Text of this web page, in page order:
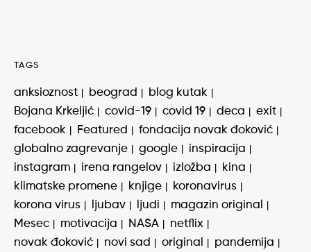
TAGS
anksioznost beograd
blog kutak
Bojana Krkeljić
covid-19 covid 19 deca
exit
facebook
Featured
fondacija novak đoković
globalno zagrevanje
google
inspiracija
instagram
irena rangelov izložba
kina
klimatske promene
knjige
koronavirus
korona virus
ljubav ljudi
magazin original
Mesec
motivacija NASA
netflix
novak đoković
novi sad original
pandemija